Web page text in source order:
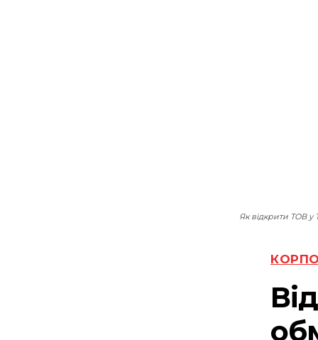
Як відкрити ТОВ у